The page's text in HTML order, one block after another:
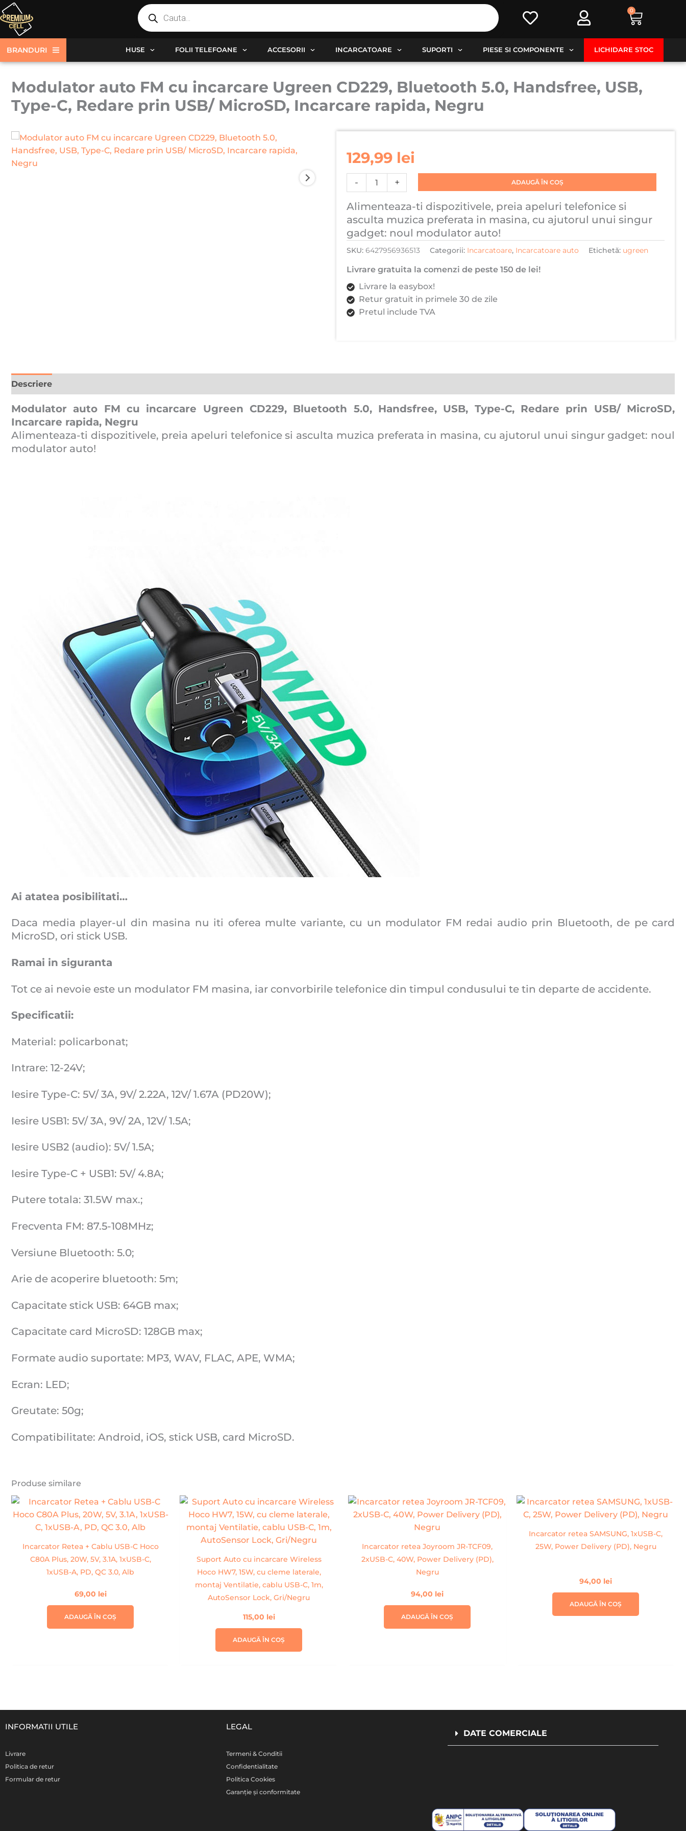
Skip
to
content
Products
search
0
Cart
BRANDURI HUSE FOLII TELEFOANE ACCESORII INCARCATOARE SUPORTI PIESE SI COMPONENTE LICHIDARE STOC
Modulator auto FM cu incarcare Ugreen CD229, Bluetooth 5.0, Handsfree, USB,
Type-C, Redare prin USB/ MicroSD, Incarcare rapida, Negru
129,99 lei
-
Modulator
auto
FM
incarcare
Ugreen
CD229,
Bluetooth
5.0,
Handsfree,
Type-
C,
Redare
Negru
+ ADAUGĂ ÎN COȘ
Alimenteaza-ti dispozitivele, preia apeluri telefonice si
asculta muzica preferata in masina, cu ajutorul unui singur
gadget: noul modulator auto!
SKU: 6427956936513 Categorii: Incarcatoare, Incarcatoare auto Etichetă: ugreen
Livrare gratuita la comenzi de peste 150 de lei!
Livrare la easybox!
Retur gratuit in primele 30 de zile
Pretul include TVA
Descriere
Modulator auto FM cu incarcare Ugreen CD229, Bluetooth 5.0, Handsfree, USB, Type-C, Redare prin USB/ MicroSD,
Incarcare rapida, Negru
Alimenteaza-ti dispozitivele, preia apeluri telefonice si asculta muzica preferata in masina, cu ajutorul unui singur gadget: noul
modulator auto!
Ai atatea posibilitati…
Daca media player-ul din masina nu iti oferea multe variante, cu un modulator FM redai audio prin Bluetooth, de pe card
MicroSD, ori stick USB.
Ramai in siguranta
Tot ce ai nevoie este un modulator FM masina, iar convorbirile telefonice din timpul condusului te tin departe de accidente.
Specificatii:
Material: policarbonat;
Intrare: 12-24V;
Iesire Type-C: 5V/ 3A, 9V/ 2.22A, 12V/ 1.67A (PD20W);
Iesire USB1: 5V/ 3A, 9V/ 2A, 12V/ 1.5A;
Iesire USB2 (audio): 5V/ 1.5A;
Iesire Type-C + USB1: 5V/ 4.8A;
Putere totala: 31.5W max.;
Frecventa FM: 87.5-108MHz;
Versiune Bluetooth: 5.0;
Arie de acoperire bluetooth: 5m;
Capacitate stick USB: 64GB max;
Capacitate card MicroSD: 128GB max;
Formate audio suportate: MP3, WAV, FLAC, APE, WMA;
Ecran: LED;
Greutate: 50g;
Compatibilitate: Android, iOS, stick USB, card MicroSD.
Produse similare
Incarcator Retea + Cablu USB-C Hoco
C80A Plus, 20W, 5V, 3.1A, 1xUSB-C,
1xUSB-A, PD, QC 3.0, Alb
69,00 lei
ADAUGĂ ÎN COȘ
Suport Auto cu incarcare Wireless
Hoco HW7, 15W, cu cleme laterale,
montaj Ventilatie, cablu USB-C, 1m,
AutoSensor Lock, Gri/Negru
115,00 lei
ADAUGĂ ÎN COȘ
Incarcator retea Joyroom JR-TCF09,
2xUSB-C, 40W, Power Delivery (PD),
Negru
94,00 lei
ADAUGĂ ÎN COȘ
Incarcator retea SAMSUNG, 1xUSB-C,
25W, Power Delivery (PD), Negru
94,00 lei
ADAUGĂ ÎN COȘ
INFORMATII UTILE
Livrare
Politica de retur
Formular de retur
LEGAL
Termeni & Conditii
Confidentialitate
Politica Cookies
Garanție și conformitate
DATE COMERCIALE